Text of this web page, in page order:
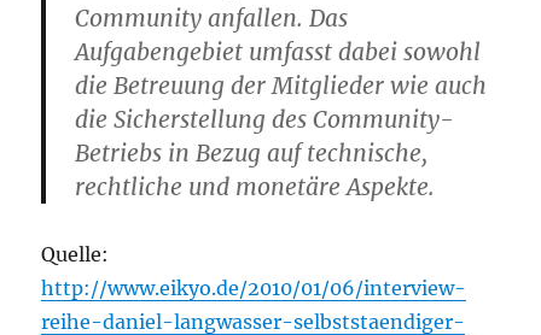
Community anfallen. Das
Aufgabengebiet umfasst dabei sowohl
die Betreuung der Mitglieder wie auch
die Sicherstellung des Community-
Betriebs in Bezug auf technische,
rechtliche und monetäre Aspekte.
Quelle:
http://www.eikyo.de/2010/01/06/interview-
reihe-daniel-langwasser-selbststaendiger-